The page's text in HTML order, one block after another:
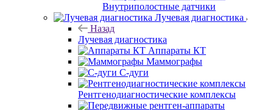
Внутриполостные датчики
Лучевая диагностика
Назад
Лучевая диагностика
Аппараты КТ
Маммографы
С-дуги
Рентгенодиагностические комплексы